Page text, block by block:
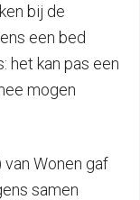
bij de
een bed
het kan pas een
mogen
van Wonen gaf
samen